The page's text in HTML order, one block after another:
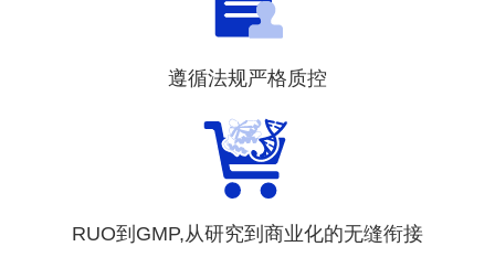
遵循法规严格质控
RUO到GMP,从研究到商业化的无缝衔接